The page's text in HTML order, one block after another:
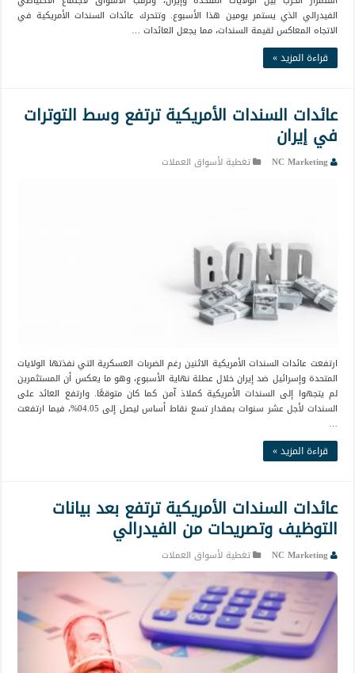
الفيدرالي الذي يستمر يومين هذا الأسبوع. وتتحرك عائدات السندات الأمريكية في
الاتجاه المعاكس لقيمة السندات، مما يجعل العائدات …
قراءة المزيد »
عائدات السندات الأمريكية ترتفع وسط التوترات
في إيران
NC Marketing تغطية لأسواق العملات
ارتفعت عائدات السندات الأمريكية الاثنين رغم الضربات العسكرية التي نفذتها الولايات
المتحدة وإسرائيل ضد إيران خلال عطلة نهاية الأسبوع، وهو ما يعكس أن المستثمرين
لم يتجهوا إلى السندات الأمريكية كملاذ آمن كما كان متوقعًا. وارتفع العائد على
السندات لأجل عشر سنوات بمقدار تسع نقاط أساس ليصل إلى 04.05%، فيما ارتفعت
…
قراءة المزيد »
عائدات السندات الأمريكية ترتفع بعد بيانات
التوظيف وتصريحات من الفيدرالي
NC Marketing تغطية لأسواق العملات